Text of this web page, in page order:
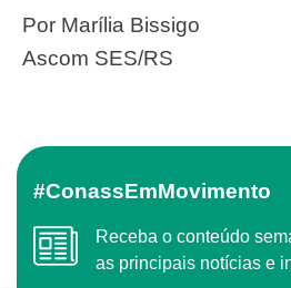
Por Marília Bissigo
Ascom SES/RS
#ConassEmMovimento
Receba o conteúdo semanal do Conass com
as principais notícias e